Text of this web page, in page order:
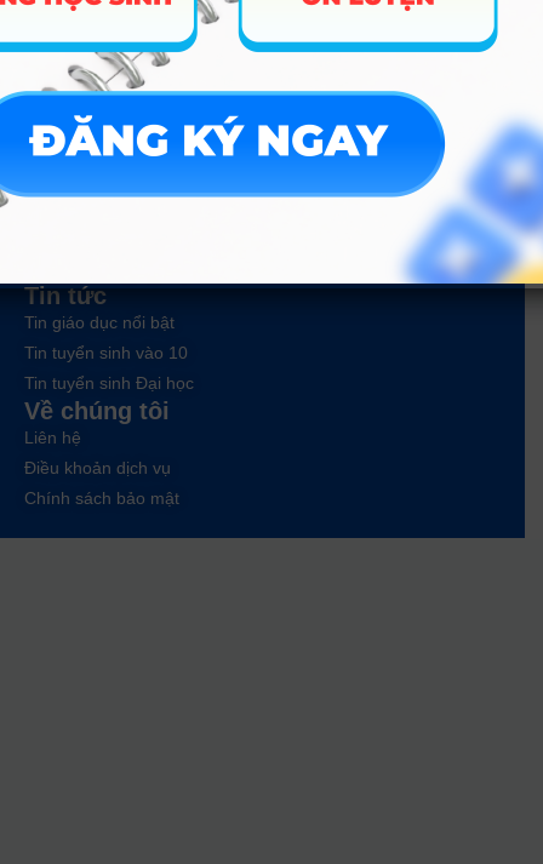
ĐĂNG KÝ NGAY
Tin tức
Tin giáo dục nổi bật
Tin tuyển sinh vào 10
Tin tuyển sinh Đại học
Về chúng tôi
Liên hệ
Điều khoản dịch vụ
Chính sách bảo mật